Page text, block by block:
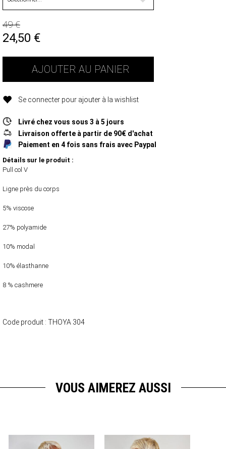
49 €
24,50 €
AJOUTER AU PANIER
Se connecter pour ajouter à la wishlist
Livré chez vous sous 3 à 5 jours
Livraison offerte à partir de 90€ d'achat
Paiement en 4 fois sans frais avec Paypal
Détails sur le produit :
Pull col V
Ligne près du corps
5% viscose
27% polyamide
10% modal
10% élasthanne
8 % cashmere
Code produit : THOYA 304
VOUS AIMEREZ AUSSI